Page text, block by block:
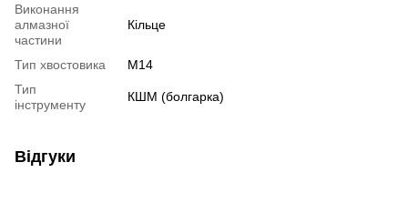
Виконання
алмазної
частини
Кільце
Тип хвостовика
М14
Тип
інструменту
КШМ (болгарка)
Відгуки